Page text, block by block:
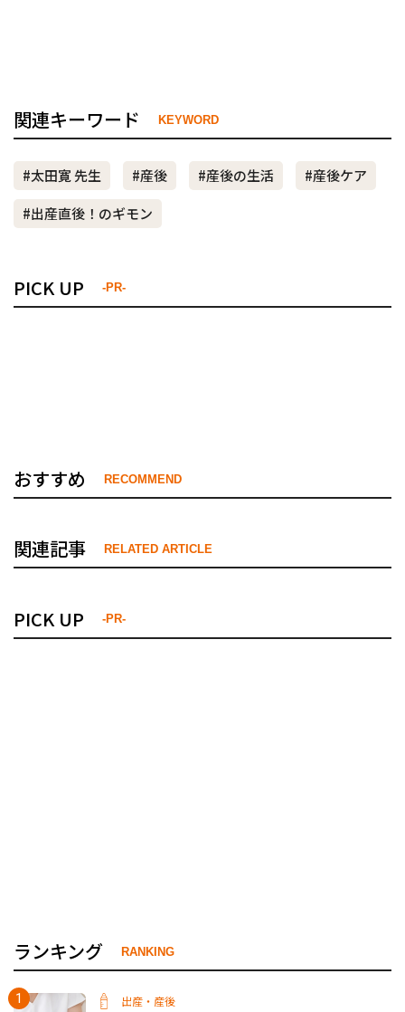
関連キーワード KEYWORD
#太田寛 先生 #産後 #産後の生活
#産後ケア
#出産直後！のギモン
PICK UP -PR-
おすすめ RECOMMEND
関連記事 RELATED ARTICLE
PICK UP -PR-
ランキング RANKING
出産・産後